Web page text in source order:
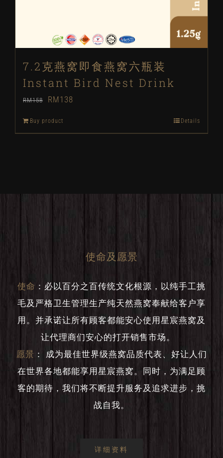
7.2克燕窝即食燕窝六瓶装
Instant Bird Nest Drink
RM158
Original
was:
RM138
is:
Buy product Details
使命及愿景
使命 ： 必以百分之百传统文化根源，以纯手工挑
毛及严格卫生管理生产纯天然燕窝奉献给客户享
用。并承诺让所有顾客都能安心使用星宸燕窝及
让代理商们安心的打开销售市场。
愿景 ：
成为最佳世界级燕窝品质代表、好让人们
在世界各地都能享用星宸燕窝。同时，为满足顾
客的期待，我们将不断提升服务及追求进步，挑
战自我。
详细资料